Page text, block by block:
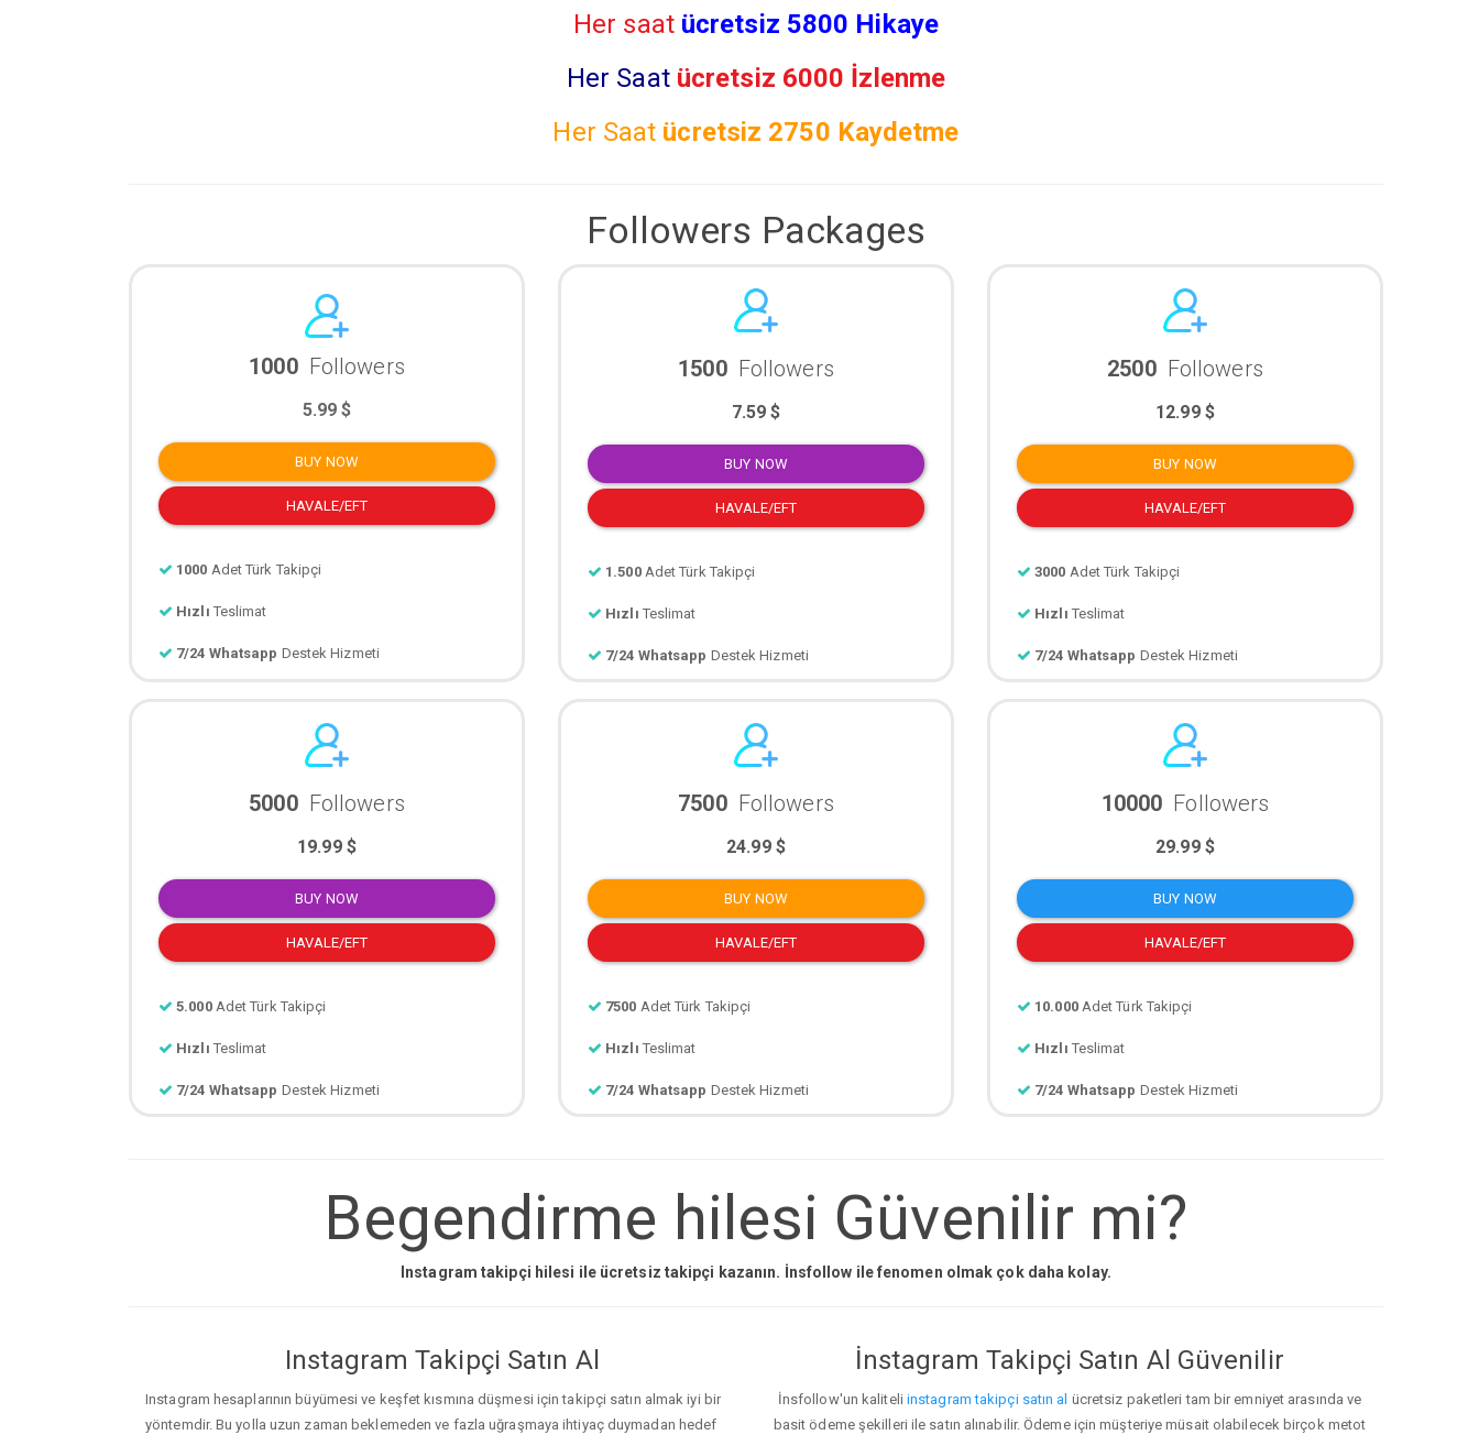
Her saat ücretsiz 5800 Hikaye
Her Saat ücretsiz 6000 İzlenme
Her Saat ücretsiz 2750 Kaydetme
Followers Packages
1000 Followers
5.99 $
BUY NOW
HAVALE/EFT
1000 Adet Türk Takipçi
Hızlı Teslimat
7/24 Whatsapp Destek Hizmeti
1500 Followers
7.59 $
BUY NOW
HAVALE/EFT
1.500 Adet Türk Takipçi
Hızlı Teslimat
7/24 Whatsapp Destek Hizmeti
2500 Followers
12.99 $
BUY NOW
HAVALE/EFT
3000 Adet Türk Takipçi
Hızlı Teslimat
7/24 Whatsapp Destek Hizmeti
5000 Followers
19.99 $
BUY NOW
HAVALE/EFT
5.000 Adet Türk Takipçi
Hızlı Teslimat
7/24 Whatsapp Destek Hizmeti
7500 Followers
24.99 $
BUY NOW
HAVALE/EFT
7500 Adet Türk Takipçi
Hızlı Teslimat
7/24 Whatsapp Destek Hizmeti
10000 Followers
29.99 $
BUY NOW
HAVALE/EFT
10.000 Adet Türk Takipçi
Hızlı Teslimat
7/24 Whatsapp Destek Hizmeti
Begendirme hilesi Güvenilir mi?
Instagram takipçi hilesi ile ücretsiz takipçi kazanın. İnsfollow ile fenomen olmak çok daha kolay.
Instagram Takipçi Satın Al
Instagram hesaplarının büyümesi ve keşfet kısmına düşmesi için takipçi satın almak iyi bir
yöntemdir. Bu yolla uzun zaman beklemeden ve fazla uğraşmaya ihtiyaç duymadan hedef
İnstagram Takipçi Satın Al Güvenilir
İnsfollow'un kaliteli instagram takipçi satın al ücretsiz paketleri tam bir emniyet arasında ve
basit ödeme şekilleri ile satın alınabilir. Ödeme için müşteriye müsait olabilecek birçok metot